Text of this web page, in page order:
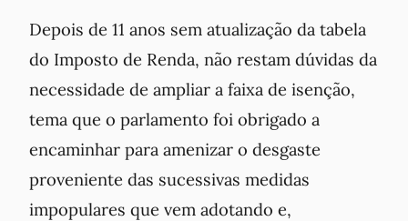
Depois de 11 anos sem atualização da tabela
do Imposto de Renda, não restam dúvidas da
necessidade de ampliar a faixa de isenção,
tema que o parlamento foi obrigado a
encaminhar para amenizar o desgaste
proveniente das sucessivas medidas
impopulares que vem adotando e,